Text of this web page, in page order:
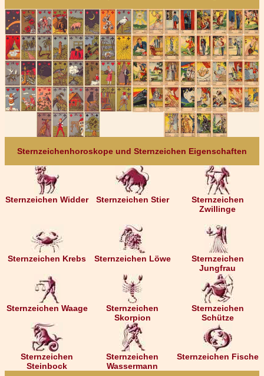
Sternzeichenhoroskope und Sternzeichen Eigenschaften
Sternzeichen Widder Sternzeichen Stier
Sternzeichen
Zwillinge
Sternzeichen Krebs Sternzeichen Löwe
Sternzeichen
Jungfrau
Sternzeichen Waage
Sternzeichen
Skorpion
Sternzeichen
Schütze
Sternzeichen
Steinbock
Sternzeichen
Wassermann
Sternzeichen Fische